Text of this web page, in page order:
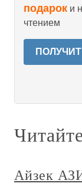
подарок и
чтением
Айзек